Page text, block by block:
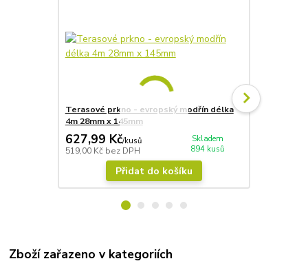
Terasové prkno - evropský modřín délka
4m 28mm x 145mm
627,99 Kč/kusů
519,00 Kč bez DPH
Skladem
894 kusů
Přidat do košíku
Terasové
Zboží zařazeno v kategoriích